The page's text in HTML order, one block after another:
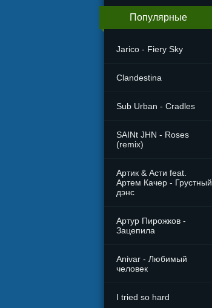
Популярные
Jarico - Fiery Sky
Clandestina
Sub Urban - Cradles
SAINt JHN - Roses
(remix)
Артик & Асти feat.
Артем Качер - Грустный
дэнс
Артур Пирожков -
Зацепила
Anivar - Любимый
человек
I tried so hard